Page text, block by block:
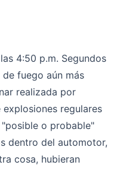
4:50 p.m. Segundos
fuego aún más
realizada por
regulares
o probable"
dentro del automotor,
cosa, hubieran